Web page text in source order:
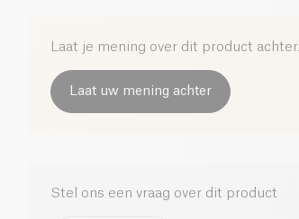
Laat je mening over dit product achter.
Laat uw mening achter
Stel ons een vraag over dit product